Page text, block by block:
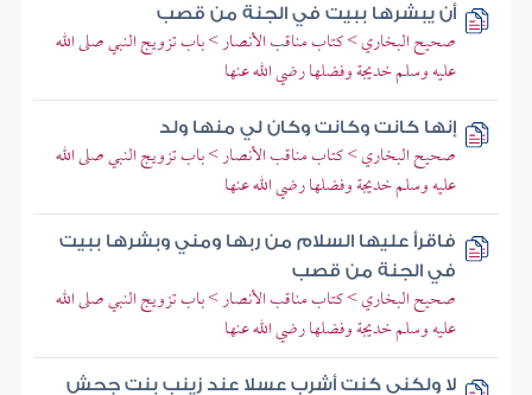
أن يبشرها ببيت في الجنة من قصب
صحيح البخاري > كتاب مناقب الأنصار > باب تزويج النبي صلى الله
عليه وسلم خديجة وفضلها رضي الله عنها
إنها كانت وكانت وكان لي منها ولد
صحيح البخاري > كتاب مناقب الأنصار > باب تزويج النبي صلى الله
عليه وسلم خديجة وفضلها رضي الله عنها
فاقرأ عليها السلام من ربها ومني وبشرها ببيت
في الجنة من قصب
صحيح البخاري > كتاب مناقب الأنصار > باب تزويج النبي صلى الله
عليه وسلم خديجة وفضلها رضي الله عنها
لا ولكني كنت أشرب عسلا عند زينب بنت جحش